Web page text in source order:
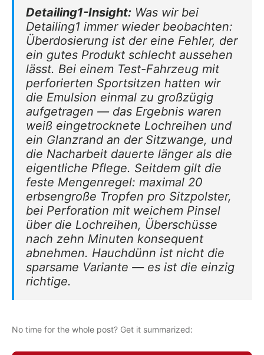
Detailing1-Insight: Was wir bei
Detailing1 immer wieder beobachten:
Überdosierung ist der eine Fehler, der
ein gutes Produkt schlecht aussehen
lässt. Bei einem Test-Fahrzeug mit
perforierten Sportsitzen hatten wir
die Emulsion einmal zu großzügig
aufgetragen — das Ergebnis waren
weiß eingetrocknete Lochreihen und
ein Glanzrand an der Sitzwange, und
die Nacharbeit dauerte länger als die
eigentliche Pflege. Seitdem gilt die
feste Mengenregel: maximal 20
erbsengroße Tropfen pro Sitzpolster,
bei Perforation mit weichem Pinsel
über die Lochreihen, Überschüsse
nach zehn Minuten konsequent
abnehmen. Hauchdünn ist nicht die
sparsame Variante — es ist die einzig
richtige.
No time for the whole post? Get it summarized: